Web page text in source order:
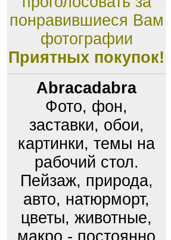
понравившиеся Вам
фотографии
Приятных покупок!
Abracadabra
Фото, фон,
заставки, обои,
картинки, темы на
рабочий стол.
Пейзаж, природа,
авто, натюрморт,
цветы, животные,
макро - постоянно